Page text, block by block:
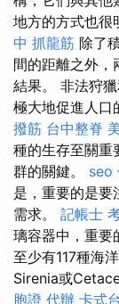
地方的方式也很
中 抓龍筋 除了
間的距離之外，
結果。 非法狩
極大地促進人口
撥筋 台中整脊
種的生存至關重
群的關鍵。 seo
是，重要的是要
需求。 記帳士
璃容器中，重要
至少有117種海
Sirenia或
胞證 代辦 卡式